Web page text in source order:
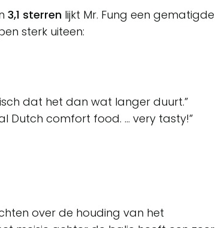
3,1 sterren lijkt Mr. Fung een gematigde
sterk uiteen:
dat het dan wat langer duurt.”
Dutch comfort food. … very tasty!”
over de houding van het